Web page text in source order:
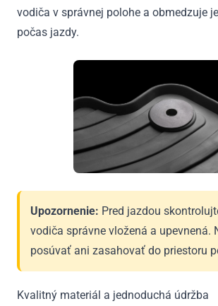
vodiča v správnej polohe a obmedzuje
počas jazdy.
Upozornenie: Pred jazdou
vodiča správne vložená a upevnená.
posúvať ani zasahovať do priestoru
Kvalitný materiál a jednoduchá údržba